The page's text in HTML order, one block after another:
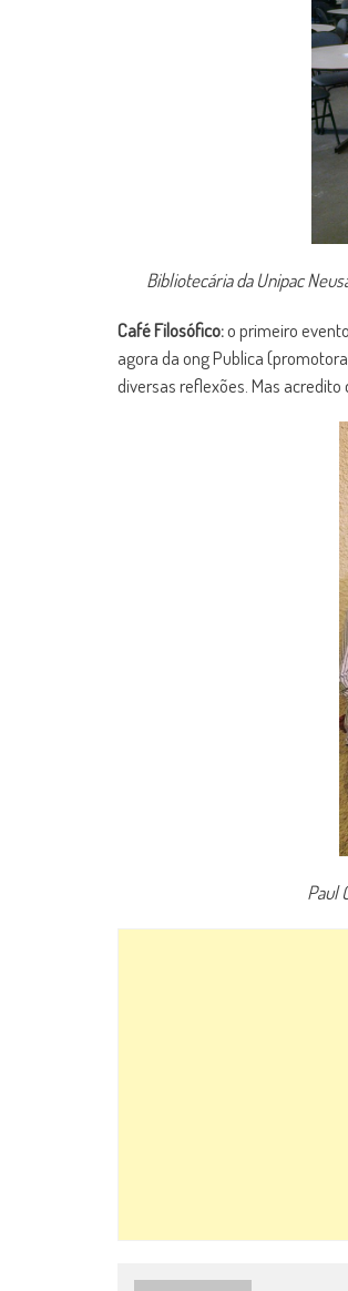
Bibliotecária da Unipac
Café Filosófico:o primeiro
agora da ong Publica
diversas reflexões. Mas
Paul